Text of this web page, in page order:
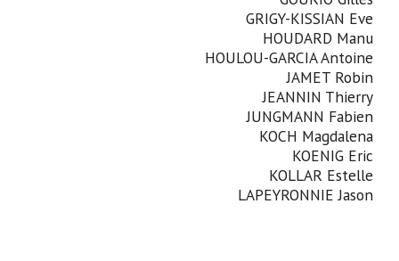
GRIGY-KISSIAN Eve
HOUDARD Manu
HOULOU-GARCIA Antoine
JAMET Robin
JEANNIN Thierry
JUNGMANN Fabien
KOCH Magdalena
KOENIG Eric
KOLLAR Estelle
LAPEYRONNIE Jason